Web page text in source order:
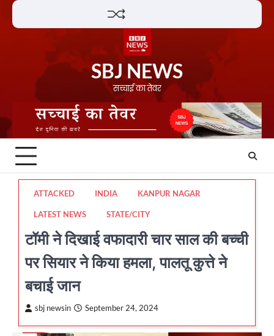
Skip
SBJ NEWS
सच्चाई का तेवर
ATTACKED INDIA KANPUR NAGAR
LATEST NEWS STATE/CITY
टॉमी ने दिखाई वफादारी चार साल की बच्ची
पर सियार ने किया हमला, पालतू कुत्ते ने
बचाई जान
sbj newsin September 24, 2024